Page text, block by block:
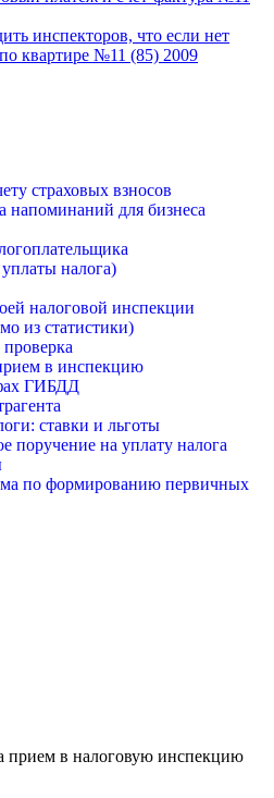
инспекторов, что если нет
квартире №11 (85) 2009
страховых взносов
напоминаний для бизнеса
налога)
налоговой инспекции
из статистики)
в инспекцию
ГИБДД
ставки и льготы
поручение на уплату налога
по формированию первичных
прием в налоговую инспекцию